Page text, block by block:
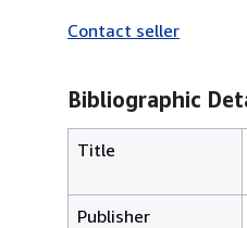
Contact seller
Bibliographic
Title
Publisher